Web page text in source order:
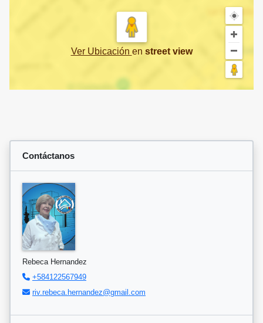
Ver Ubicación en street view
Contáctanos
Rebeca Hernandez
+584122567949
riv.rebeca.hernandez@gmail.com